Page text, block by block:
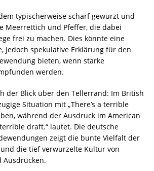
typischerweise scharf gewürzt und
Meerrettich und Pfeffer, die dabei
frei zu machen. Dies könnte eine
jedoch spekulative Erklärung für den
bieten, wenn starke
werden.
der Blick über den Tellerrand: Im British
Situation mit „There’s a terrible
während der Ausdruck im American
terrible draft.“ lautet. Die deutsche
zeigt die bunte Vielfalt der
die tief verwurzelte Kultur von